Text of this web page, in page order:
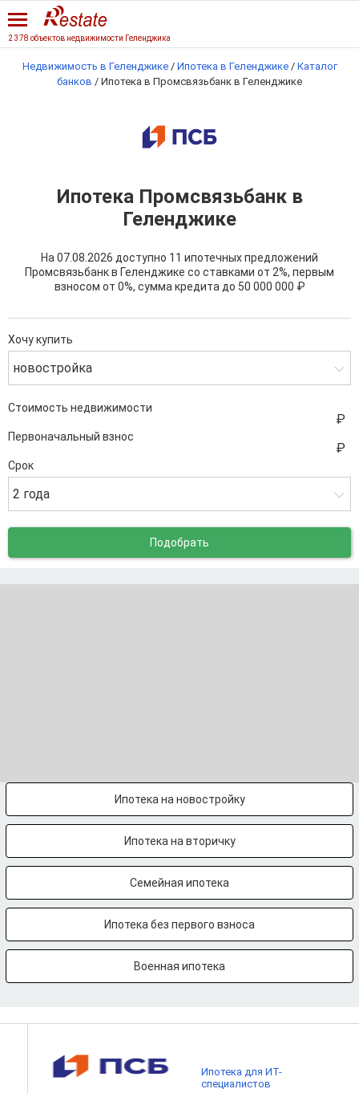
2 378 объектов недвижимости Геленджика
Недвижимость в Геленджике / Ипотека в Геленджике / Каталог
банков / Ипотека в Промсвязьбанк в Геленджике
Ипотека Промсвязьбанк в
Геленджике
На 07.08.2026 доступно 11 ипотечных предложений
Промсвязьбанк в Геленджике со ставками от 2%, первым
взносом от 0%, сумма кредита до 50 000 000 ₽
Хочу купить
новостройка
Стоимость недвижимости
Первоначальный взнос
Срок
2 года
Подобрать
Ипотека на новостройку
Ипотека на вторичку
Семейная ипотека
Ипотека без первого взноса
Военная ипотека
Ипотека для ИТ-
специалистов